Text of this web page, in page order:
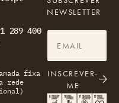
289 400
fixa
rede
NEWSLETTER
INSCREVER-
ME